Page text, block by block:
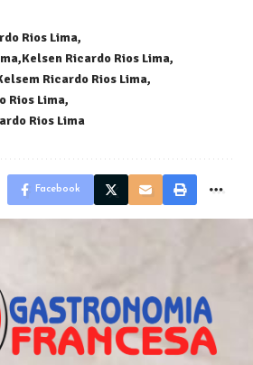
Rios Lima
Kelsen Ricardo Rios Lima
Ricardo Rios Lima
Rios Lima
Rios Lima
Facebook